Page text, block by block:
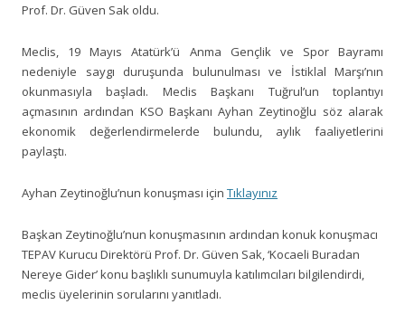
Prof. Dr. Güven Sak oldu.
Meclis, 19 Mayıs Atatürk’ü Anma Gençlik ve Spor Bayramı
nedeniyle saygı duruşunda bulunulması ve İstiklal Marşı’nın
okunmasıyla başladı. Meclis Başkanı Tuğrul’un toplantıyı
açmasının ardından KSO Başkanı Ayhan Zeytinoğlu söz alarak
ekonomik değerlendirmelerde bulundu, aylık faaliyetlerini
paylaştı.
Ayhan Zeytinoğlu’nun konuşması için Tıklayınız
Başkan Zeytinoğlu’nun konuşmasının ardından konuk konuşmacı
TEPAV Kurucu Direktörü Prof. Dr. Güven Sak, ‘Kocaeli Buradan
Nereye Gider’ konu başlıklı sunumuyla katılımcıları bilgilendirdi,
meclis üyelerinin sorularını yanıtladı.